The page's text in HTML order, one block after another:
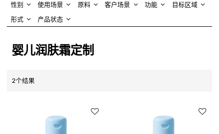
性别 使用场景 原料 客户场景 功能
目标区域
形式
产品状态
婴儿润肤霜定制
2个结果